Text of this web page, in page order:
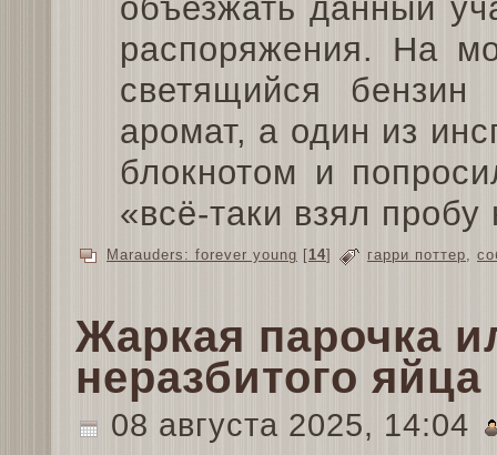
объезжать данный
распоряжения. На
светящийся бензин
аромат, а один из
блокнотом и
«всё-таки взял
Marauders: forever young [14] гарри поттер,
Жаркая парочка
неразбитого яйца
08 августа 2025, 14:04